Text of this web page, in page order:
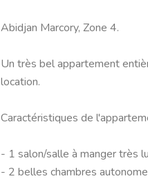
Abidjan Marcory, Zone 4.
Un très bel appartement
location.
Caractéristiques de
- 1 salon/salle à manger très
- 2 belles chambres